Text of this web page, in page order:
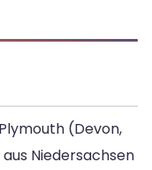
(Devon,
Niedersachsen